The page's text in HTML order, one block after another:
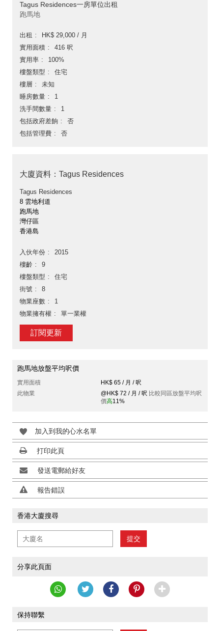
Tagus Residences一房單位出租
跑馬地
出租
HK$ 29,000 / 月
實用面積
416 呎
實用率
100%
樓盤類型
住宅
樓層
未知
睡房數量
1
洗手間數量
1
包括政府差餉
否
包括管理費
否
大廈資料：Tagus Residences
Tagus Residences
8 雲地利道
跑馬地
灣仔區
香港島
入伙年份
2015
樓齡
9
樓盤類型
住宅
街號
8
物業座數
1
物業擁有權
單一業權
訂閱更新
跑馬地放盤平均呎價
實用面積
HK$ 65 / 月 / 呎
此物業
@HK$ 72 / 月 / 呎 比較同區放盤平均呎
價高11%
加入到我的心水名單
打印此頁
發送電郵給好友
報告錯誤
香港大廈搜尋
提交
分享此頁面
保持聯繫